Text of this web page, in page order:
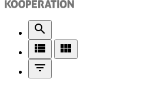
search
view_list
view_module
filter_list